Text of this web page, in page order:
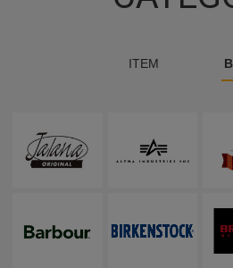
ITEM